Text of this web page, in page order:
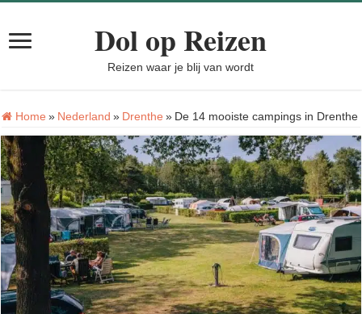
Dol op Reizen
Reizen waar je blij van wordt
Home » Nederland » Drenthe » De 14 mooiste campings in Drenthe